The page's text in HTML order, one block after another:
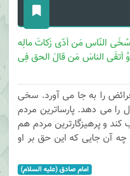
النّاس مَن اَدّی زَکاتَ مالِه
اَتقَی الناسَ مَن قالَ الحق فِی
را به جا می آورد. سخی
می دهد. پارساترین مردم
و پرهیزگارترین مردم هم
آن جایی که این حق بر او
امام صادق (علیه السلام)